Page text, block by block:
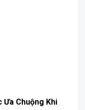
Chuộng Khi